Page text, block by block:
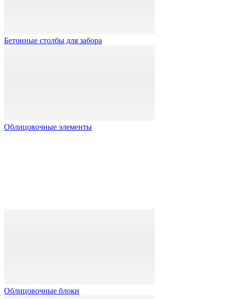
Бетонные столбы для забора
Облицовочные элементы
Облицовочные блоки